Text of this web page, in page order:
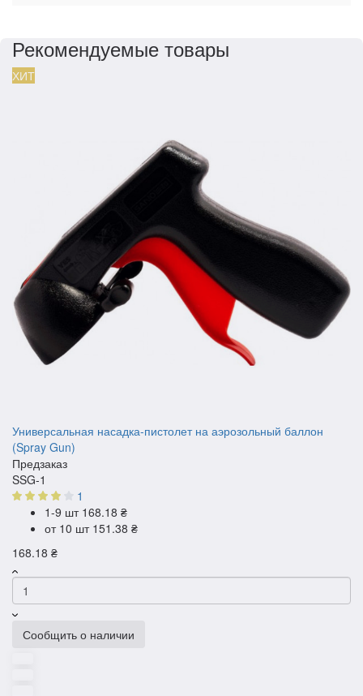
Рекомендуемые товары
ХИТ
Универсальная насадка-пистолет на аэрозольный баллон
(Spray Gun)
Предзаказ
SSG-1
1
1-9 шт 168.18 ₴
от 10 шт 151.38 ₴
168.18 ₴
Сообщить о наличии